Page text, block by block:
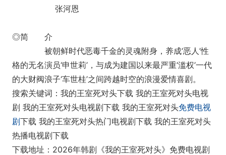
张河恩
◎简 介
被朝鲜时代恶毒千金的灵魂附身，养成‘恶人’性
格的无名演员‘申世莉’，与成为建国以来最严重‘滥权’一代
的大财阀浪子‘车世桂’之间跨越时空的浪漫爱情喜剧。
搜索关键词：我的王室死对头下载 我的王室死对头电视
剧 我的王室死对头电视剧下载 我的王室死对头免费电视
剧下载 我的王室死对头热门电视剧下载 我的王室死对头
热播电视剧下载
下载地址：2026年韩剧《我的王室死对头》免费电视剧